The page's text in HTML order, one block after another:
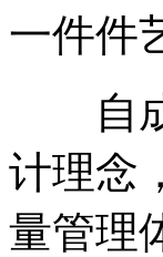
一件件
自成
计理念
量管理